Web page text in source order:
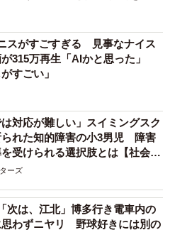
画】
スがすごすぎる 見事なナイス
315万再生「AIかと思った」
すごい」
は対応が難しい」スイミングスク
られた知的障害の小3男児 障害
受けられる選択肢とは【社会福
ーズ
次は、江北」博多行き電車内の
思わずニヤリ 野球好きには別の